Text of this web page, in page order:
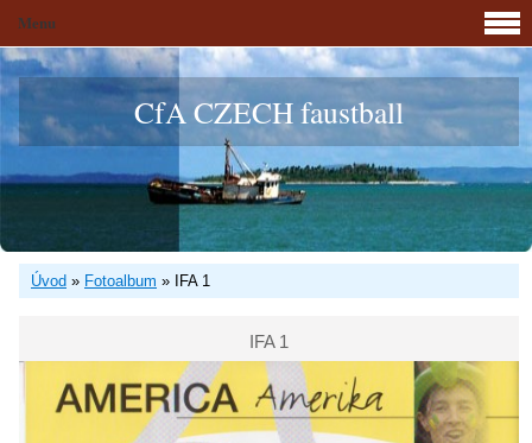
CfA CZECH faustball
Úvod » Fotoalbum » IFA 1
IFA 1
Menu